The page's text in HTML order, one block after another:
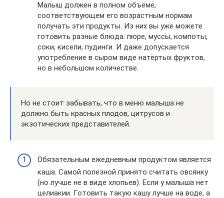
Малыш должен в полном объёме,
соответствующем его возрастным нормам
получать эти продукты. Из них вы уже можете
готовить разные блюда: пюре, муссы, компоты,
соки, кисели, пудинги. И даже допускается
употребление в сыром виде натёртых фруктов,
но в небольшом количестве.
Но не стоит забывать, что в меню малыша не
должно быть красных плодов, цитрусов и
экзотических представителей.
Обязательным ежедневным продуктом является
каша. Самой полезной принято считать овсянку
(но лучше не в виде хлопьев). Если у малыша нет
целиакии. Готовить такую кашу лучше на воде, а